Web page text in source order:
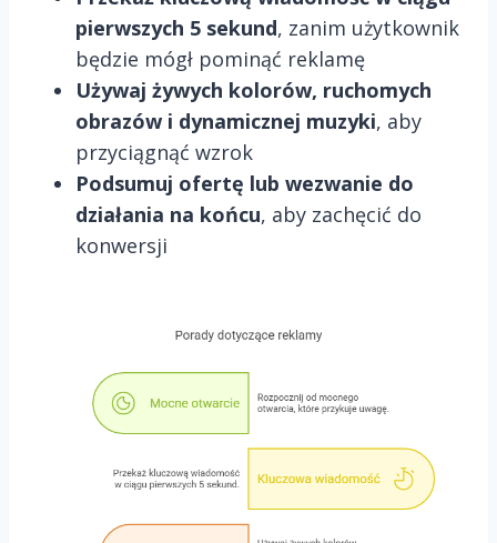
pierwszych 5 sekund, zanim użytkownik
będzie mógł pominąć reklamę
Używaj żywych kolorów, ruchomych
obrazów i dynamicznej muzyki, aby
przyciągnąć wzrok
Podsumuj ofertę lub wezwanie do
działania na końcu, aby zachęcić do
konwersji